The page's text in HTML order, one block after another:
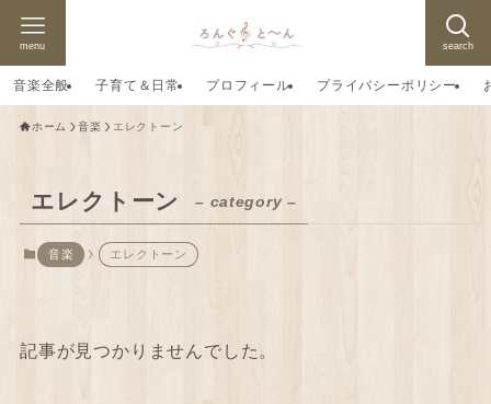
search
menu
音楽全般 子育て＆日常 プロフィール プライバシーポリシー
ホーム 音楽 エレクトーン
エレクトーン – category –
音楽 エレクトーン
記事が見つかりませんでした。